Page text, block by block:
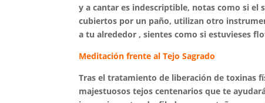
y a cantar es indescriptible, notas como si
cubiertos por un paño, utilizan otro
a tu alrededor , sientes como si estuvieses
Meditación frente al Tejo Sagrado
Tras el tratamiento de liberación de toxinas
majestuosos tejos centenarios que te